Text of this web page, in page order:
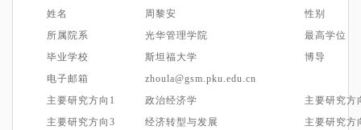
姓名 周黎安
性别
所属院系
光华管理学院
最高学位
毕业学校
斯坦福大学
博导
电子邮箱
zhoula@gsm.pku.edu.cn
主要研究方向 1 政治经济学 主要研究方
主要研究方向3
经济转型与发展 主要研究方